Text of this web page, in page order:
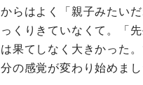
からはよく「親子みたい
っくりきていなくて。「
は果てしなく大きかった
分の感覚が変わり始めま